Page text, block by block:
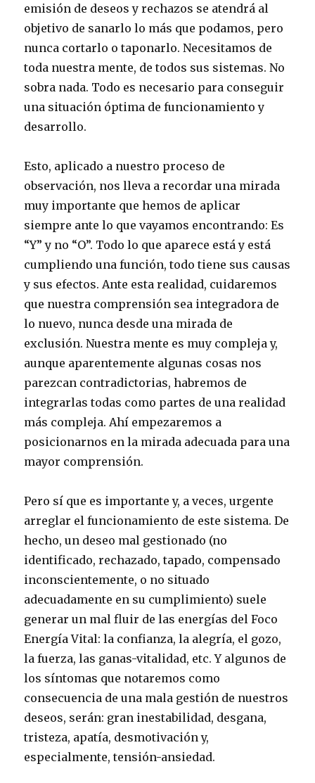
emisión de deseos y rechazos se atendrá al
objetivo de sanarlo lo más que podamos, pero
nunca cortarlo o taponarlo. Necesitamos de
toda nuestra mente, de todos sus sistemas. No
sobra nada. Todo es necesario para conseguir
una situación óptima de funcionamiento y
desarrollo.
Esto, aplicado a nuestro proceso de
observación, nos lleva a recordar una mirada
muy importante que hemos de aplicar
siempre ante lo que vayamos encontrando: Es
“Y” y no “O”. Todo lo que aparece está y está
cumpliendo una función, todo tiene sus causas
y sus efectos. Ante esta realidad, cuidaremos
que nuestra comprensión sea integradora de
lo nuevo, nunca desde una mirada de
exclusión. Nuestra mente es muy compleja y,
aunque aparentemente algunas cosas nos
parezcan contradictorias, habremos de
integrarlas todas como partes de una realidad
más compleja. Ahí empezaremos a
posicionarnos en la mirada adecuada para una
mayor comprensión.
Pero sí que es importante y, a veces, urgente
arreglar el funcionamiento de este sistema. De
hecho, un deseo mal gestionado (no
identificado, rechazado, tapado, compensado
inconscientemente, o no situado
adecuadamente en su cumplimiento) suele
generar un mal fluir de las energías del Foco
Energía Vital: la confianza, la alegría, el gozo,
la fuerza, las ganas-vitalidad, etc. Y algunos de
los síntomas que notaremos como
consecuencia de una mala gestión de nuestros
deseos, serán: gran inestabilidad, desgana,
tristeza, apatía, desmotivación y,
especialmente, tensión-ansiedad.